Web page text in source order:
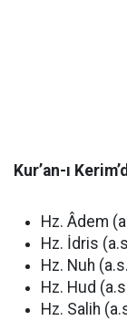
Kur’an-ı
Hz. Âdem
Hz. İdris
Hz. Nuh
Hz. Hud
Hz. Salih